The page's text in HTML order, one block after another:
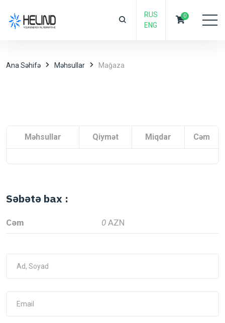
RUS
ENG
0
Ana Səhifə Məhsullar Mağaza
Məhsullar Qiymət Miqdar Cəm
Səbətə bax :
Cəm 0 AZN